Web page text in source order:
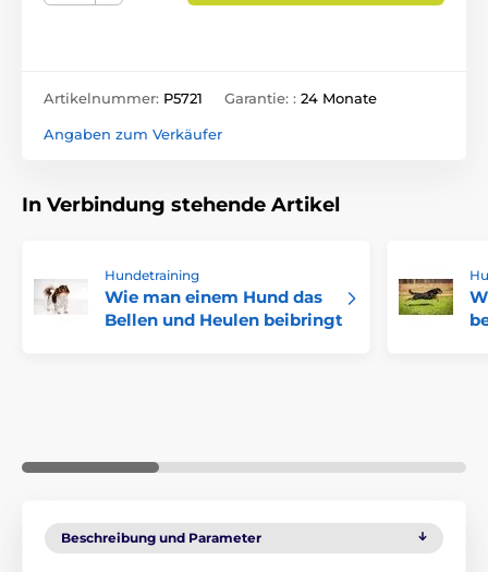
Artikelnummer: P5721 Garantie: : 24 Monate
Angaben zum Verkäufer
In Verbindung stehende Artikel
Hundetraining
Wie man einem Hund das
Bellen und Heulen beibringt
Beschreibung und Parameter